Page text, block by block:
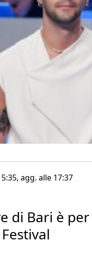
, agg. alle 17:37
di Bari è